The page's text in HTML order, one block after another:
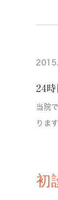
24
当院
ります
初